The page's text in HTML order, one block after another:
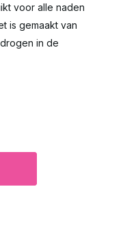
voor alle naden
is gemaakt van
in de